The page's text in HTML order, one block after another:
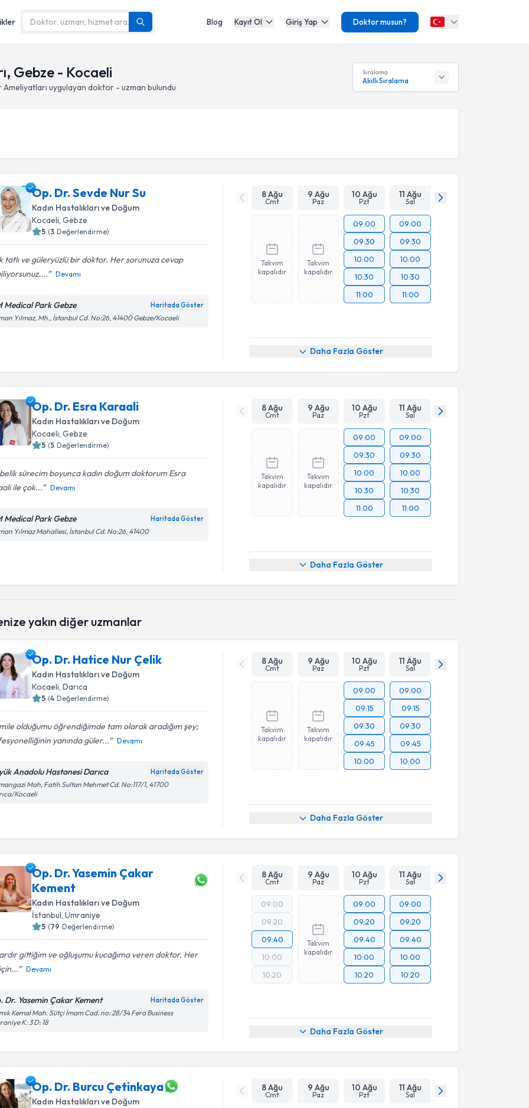
Blog Kayıt Ol Giriş Yap Doktor musun?
Gebze - Kocaeli
uygulayan doktor - uzman bulundu
Sıralama
Akıllı Sıralama
Op. Dr. Sevde Nur Su
Kadın Hastalıkları ve Doğum
Kocaeli, Gebze
5 (3 Değerlendirme)
tatlı ve güleryüzlü bir doktor. Her sorunuza cevap
Devamı
Medical Park Gebze Haritada Göster
Yılmaz, Mh., İstanbul Cd. No:26, 41400 Gebze/Kocaeli
8 Ağu
Cmt
9 Ağu
Paz
10 Ağu
Pzt
11 Ağu
Sal
Takvim
kapalıdır
Takvim
kapalıdır
09:00
09:30
10:00
10:30
11:00
09:00
09:30
10:00
10:30
11:00
Daha Fazla Göster
Op. Dr. Esra Karaali
Kadın Hastalıkları ve Doğum
Kocaeli , Gebze
5 (5 Değerlendirme)
sürecim boyunca kadın doğum doktorum Esra
ile çok...
Devamı
Medical Park Gebze Haritada Göster
Yılmaz Mahallesi, İstanbul Cd. No:26, 41400
8 Ağu
Cmt
9 Ağu
Paz
10 Ağu
Pzt
11 Ağu
Sal
Takvim
kapalıdır
Takvim
kapalıdır
09:00
09:30
10:00
10:30
11:00
09:00
09:30
10:00
10:30
11:00
Daha Fazla Göster
yakın diğer uzmanlar
Op. Dr. Hatice Nur Çelik
Kadın Hastalıkları ve Doğum
Kocaeli, Darıca
5 (4 Değerlendirme)
olduğumu öğrendiğimde tam olarak aradığım şey;
yanında güler...
Devamı
Anadolu Hastanesi Darıca Haritada Göster
Mah, Fatih Sultan Mehmet Cd. No:117/1, 41700
Kocaeli
8 Ağu
Cmt
9 Ağu
Paz
10 Ağu
Pzt
11 Ağu
Sal
Takvim
kapalıdır
Takvim
kapalıdır
09:00
09:15
09:30
09:45
10:00
09:00
09:15
09:30
09:45
10:00
Daha Fazla Göster
Op. Dr. Yasemin Çakar
Kement
Kadın Hastalıkları ve Doğum
İstanbul , Ümraniye
5 (79 Değerlendirme)
gittiğim ve oğluşumu kucağıma veren doktor. Her
Devamı
Dr. Yasemin Çakar Kement Haritada Göster
Kemal Mah. Sütçi İmam Cad. no: 28/34 Fera Business
K: 3 D: 18
8 Ağu
Cmt
9 Ağu
Paz
10 Ağu
Pzt
11 Ağu
Sal
09:00
09:20
09:40
10:00
10:20
Takvim
kapalıdır
09:00
09:20
09:40
10:00
10:20
09:00
09:20
09:40
10:00
10:20
Daha Fazla Göster
Op. Dr. Burcu Çetinkaya
Kadın Hastalıkları ve Doğum
8 Ağu
Cmt
9 Ağu
Paz
10 Ağu
Pzt
11 Ağu
Sal